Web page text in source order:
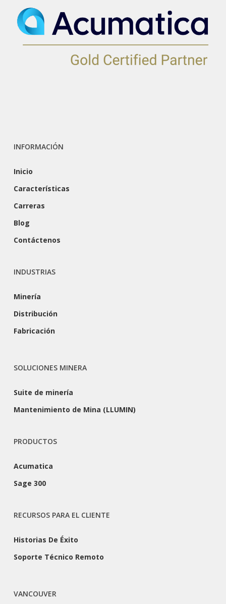
INFORMACIÓN
Inicio
Características
Carreras
Blog
Contáctenos
INDUSTRIAS
Minería
Distribución
Fabricación
SOLUCIONES MINERA
Suite de minería
Mantenimiento de Mina (LLUMIN)
PRODUCTOS
Acumatica
Sage 300
RECURSOS PARA EL CLIENTE
Historias De Éxito
Soporte Técnico Remoto
VANCOUVER